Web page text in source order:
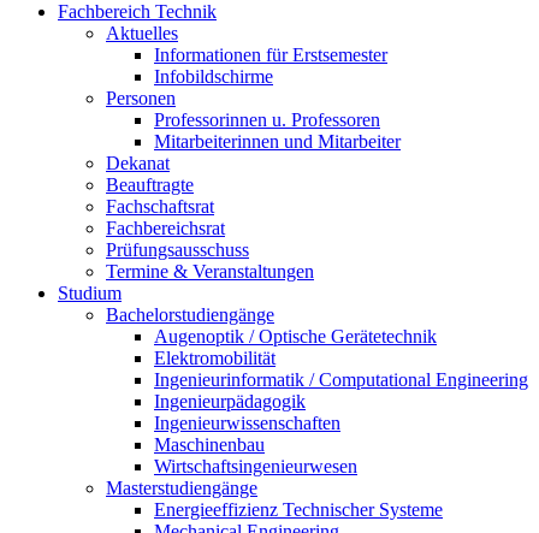
Fachbereich Technik
Aktuelles
Informationen für Erstsemester
Infobildschirme
Personen
Professorinnen u. Professoren
Mitarbeiterinnen und Mitarbeiter
Dekanat
Beauftragte
Fachschaftsrat
Fachbereichsrat
Prüfungsausschuss
Termine & Veranstaltungen
Studium
Bachelorstudiengänge
Augenoptik / Optische Gerätetechnik
Elektromobilität
Ingenieurinformatik / Computational Engineering
Ingenieurpädagogik
Ingenieurwissenschaften
Maschinenbau
Wirtschaftsingenieurwesen
Masterstudiengänge
Energieeffizienz Technischer Systeme